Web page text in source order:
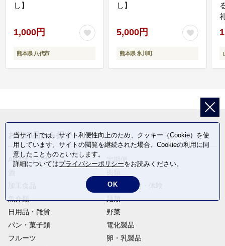
し】
1,000円
熊本県 八代市
し】
5,000円
熊本県 氷川町
お礼の品から探す
ANAオリジナル
定期便
旅行・宿泊・体験
魚介類
麺類
日用品・雑貨
野菜
パン・菓子類
電化製品
フルーツ
卵・乳製品
当サイトでは、サイト利便性向上のため、クッキー（Cookie）を使
用しています。サイトの閲覧を継続された場合、Cookieの利用に同
意したことものといたします。
詳細についてはプライバシーポリシーをお読みください。
OK